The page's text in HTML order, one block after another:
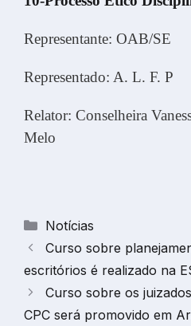
Representante: OAB/SE
Representado: A. L. F. P
Relator: Conselheira
Melo
Categorias
Notícias
Curso sobre
escritórios é realizado na
Curso sobre os
CPC será promovido em